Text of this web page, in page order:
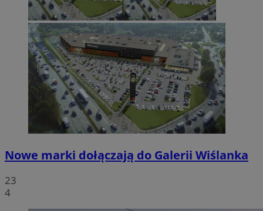
Nowe marki dołączają do Galerii Wiślanka
23
4